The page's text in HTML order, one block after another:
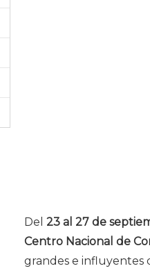
Del 23 al 27 de
Centro Nacional de
grandes e influyentes